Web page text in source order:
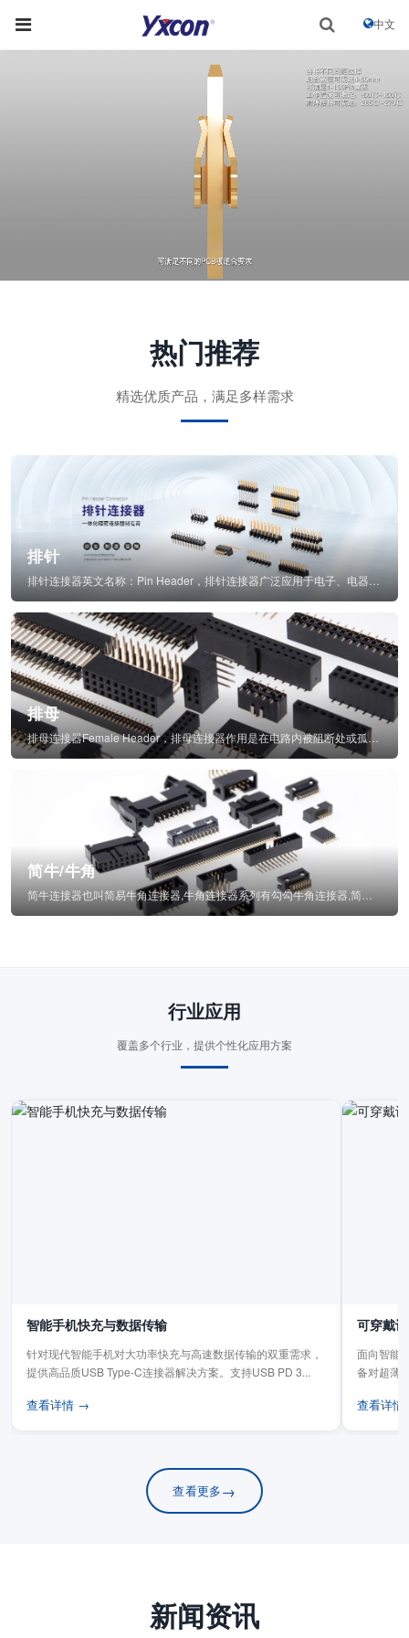
中文
热门推荐
精选优质产品，满足多样需求
排针
排母
排母连接器Female Header，排母连接器作用是在电路内被阻断处或孤立不通...
简牛/牛角
行业应用
覆盖多个行业，提供个性化应用方案
智能手机快充与数据传输
针对现代智能手机对大功率快充与高速数据传输的双重需求，
提供高品质USB Type-C连接器解决方案。支持USB PD 3...
查看详情 →
可穿戴
面向智能
备对超薄
查看详
查看更多→
新闻资讯